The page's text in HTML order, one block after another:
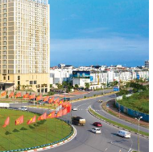
thủ tục hành chính ngày
thủ tục hành chính ngày
thủ tục hành chính ngày